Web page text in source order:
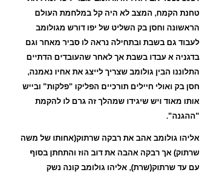
טחנת הקמח, המצב לא היה קל במלחמת העולם
הראשונה וחסן בק השליט של יפו דורש מגולומב
לעבוד גם בשבת ובתחילה נראה לו סביר מאחר וגם
בדגניה א עבדו בשבת אך לאחר שהעובדים הדתיים
התלוננו הבין גולומב שצריך לייצג את אחיו נאמנה,
חסן בק ואולי חיילים תורכיים הפליקו "פלקות" ובייש
אותו מאוד ויש שיגידו שמהלך זה גרם לו להקמת
"ההגנה".
אליהו גולומב אהב את רבקה שרתוק(אחותו של משה
שרתוק) אך רבקה אהבה את דוב הוז והתחתן בסוף
עם עד שרתוק(שרת), אליהו גולומב קונה נשק